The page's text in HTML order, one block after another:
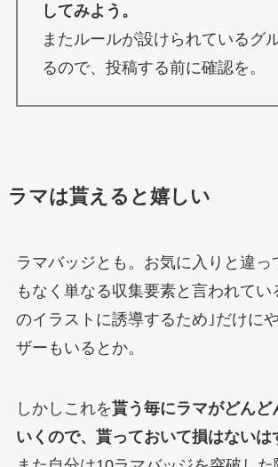
してみよう。
またルールが設けられているグ
るので、投稿する前に確認を。
ラマは貰えると嬉しい
ラマバッジとも。お気に入りと違っ
もなく単なる収集要素と言われてい
のイラストに誘導するため｣だけに
ザーもいるとか。
しかしこれを貰う毎にラマがどんど
いくので、貰っておいて損はないは